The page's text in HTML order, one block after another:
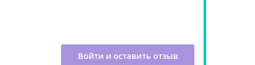
Войти и оставить отзыв